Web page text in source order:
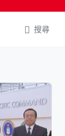
搜尋